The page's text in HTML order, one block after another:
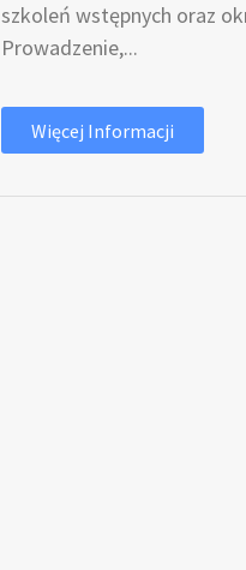
szkoleń wstępnych oraz
Prowadzenie,...
Więcej Informacji